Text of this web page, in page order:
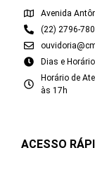
Avenida
(22) 2796-
Dias e
Horário de
às 17h
ACESSO